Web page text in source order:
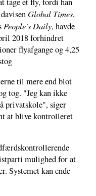
Global Times,
People's Daily, havde
2018 forhindret
flyafgange og 4,25
til mere end blot
tog. "Jeg kan ikke
privatskole", siger
at blive kontrolleret
mulighed for at
Systemet kan ende